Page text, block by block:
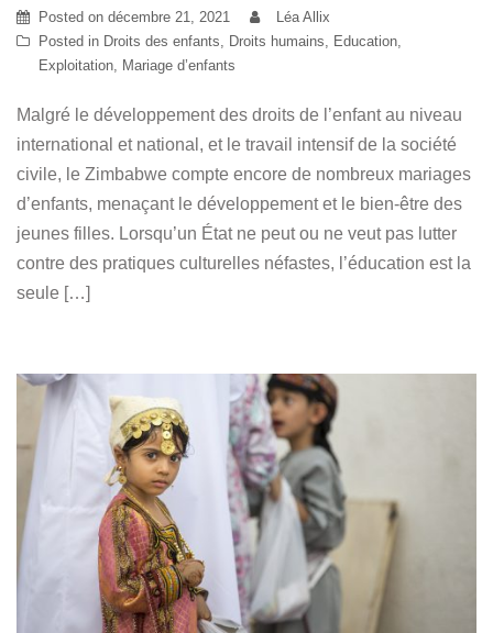
Posted on décembre 21, 2021
Léa Allix
Posted in Droits des enfants Droits humains Education
Exploitation Mariage d’enfants
Malgré le développement des droits de l’enfant au niveau
international et national, et le travail intensif de la société
civile, le Zimbabwe compte encore de nombreux mariages
d’enfants, menaçant le développement et le bien-être des
jeunes filles. Lorsqu’un État ne peut ou ne veut pas lutter
contre des pratiques culturelles néfastes, l’éducation est la
seule […]